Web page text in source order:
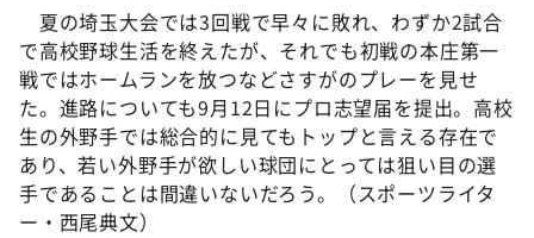
夏の埼玉大会では3回戦で早々に敗れ、わずか2試合
で高校野球生活を終えたが、それでも初戦の本庄第一
戦ではホームランを放つなどさすがのプレーを見せ
た。進路についても9月12日にプロ志望届を提出。高校
生の外野手では総合的に見てもトップと言える存在で
あり、若い外野手が欲しい球団にとっては狙い目の選
手であることは間違いないだろう。（スポーツライタ
ー・西尾典文）